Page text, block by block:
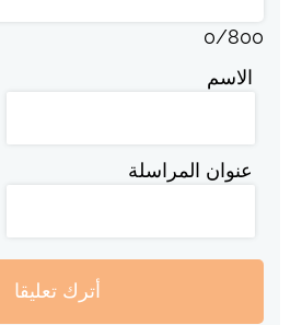
0/800
الاسم
عنوان المراسلة
أترك تعليقا